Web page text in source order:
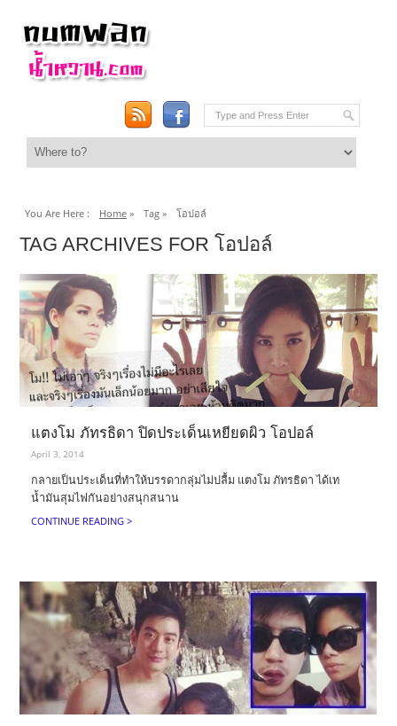
You Are Here : Home» Tag » โอปอล์
TAG ARCHIVES FOR โอปอล์
แตงโม ภัทรธิดา ปิดประเด็นเหยียดผิว โอปอล์
April 3, 2014
กลายเป็นประเด็นที่ทำให้บรรดากลุ่มไม่ปลื้ม แตงโม ภัทรธิดา ได้เท
น้ำมันสุมไฟกันอย่างสนุกสนาน
CONTINUE READING >